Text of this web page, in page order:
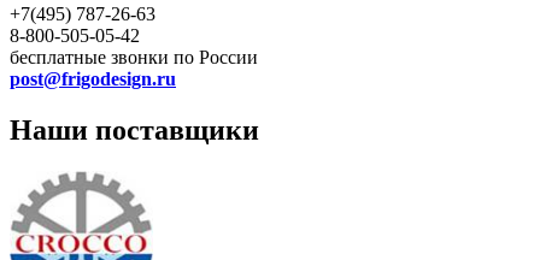
+7(495) 787-26-63
8-800-505-05-42
бесплатные звонки по России
post@frigodesign.ru
Наши поставщики